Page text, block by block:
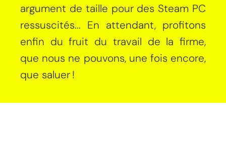
argument de taille pour des Steam PC
ressuscités... En attendant, profitons
enfin du fruit du travail de la firme,
que nous ne pouvons, une fois encore,
que saluer !